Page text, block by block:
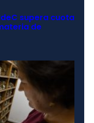
supera cuota
de